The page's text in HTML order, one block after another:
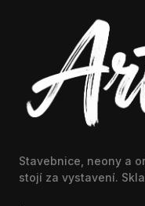
Stavebnice, neony a
stojí za vystavení.